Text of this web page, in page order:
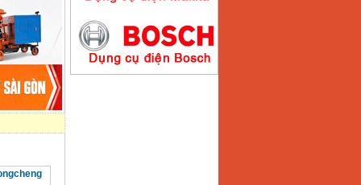
Máy hàn que điện tử
Hồng ký HK200E
Giá:4100000VND